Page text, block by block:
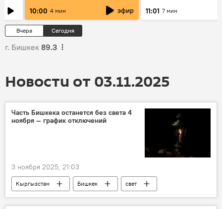
10:00 4 мин эфир 11:01 7 мин
Вчера Сегодня
г. Бишкек 89.3
Новости от 03.11.2025
Часть Бишкека останется без света 4
ноября — график отключений
3 ноября 2025, 21:03
Кыргызстан Бишкек
свет
отключения
график